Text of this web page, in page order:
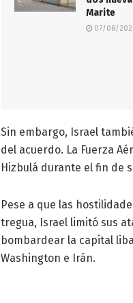
Marite
07/08/
Sin embargo, Israel
del acuerdo. La Fuerza
Hizbulá durante el fin de
Pese a que las
tregua, Israel limitó sus
bombardear la capital
Washington e Irán.